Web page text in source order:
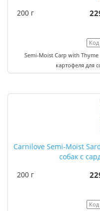
200 г
Код
Semi-Moist Carp with
картофеля для
Carnilove Semi-Moist
собак с
200 г
Код